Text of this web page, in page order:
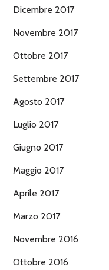
Dicembre 2017
Novembre 2017
Ottobre 2017
Settembre 2017
Agosto 2017
Luglio 2017
Giugno 2017
Maggio 2017
Aprile 2017
Marzo 2017
Novembre 2016
Ottobre 2016